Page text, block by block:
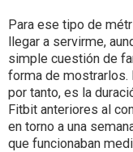
Para ese tipo de
llegar a servirme,
simple cuestión de
forma de mostrarlos.
por tanto, es la
Fitbit anteriores al
en torno a una
que funcionaban